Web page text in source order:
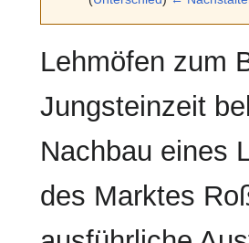
Lehmöfen zum
Jungsteinzeit
Nachbau eines
des Marktes